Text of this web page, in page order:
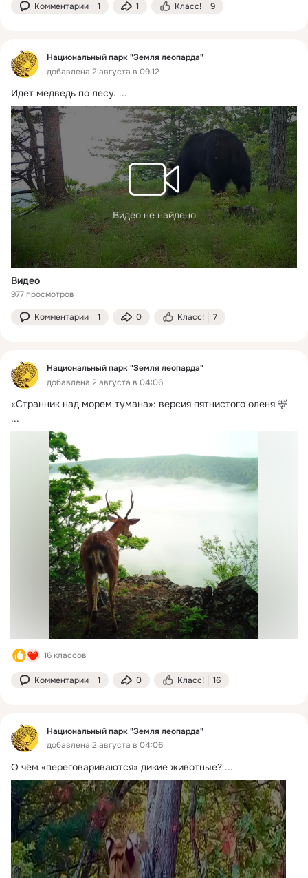
Комментарии 1 1 Класс! 9
Национальный парк "Земля леопарда"
добавлена 2 августа в 09:12
Идёт медведь по лесу. ...
Видео не найдено
Видео
977 просмотров
Комментарии 1 0 Класс! 7
Национальный парк "Земля леопарда"
добавлена 2 августа в 04:06
«Странник над морем тумана»: версия пятнистого оленя 🦌
...
16 классов
Комментарии 1 0 Класс! 16
Национальный парк "Земля леопарда"
добавлена 2 августа в 04:06
О чём «переговариваются» дикие животные? ...